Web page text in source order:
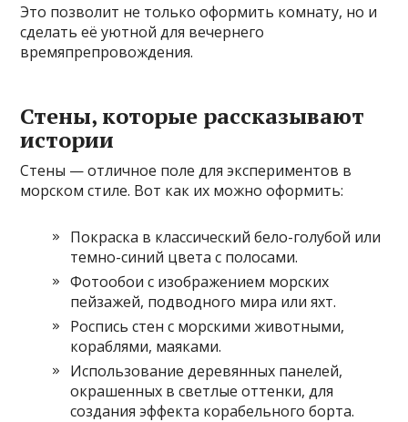
Это позволит не только оформить комнату, но и
сделать её уютной для вечернего
времяпрепровождения.
Стены, которые рассказывают
истории
Стены — отличное поле для экспериментов в
морском стиле. Вот как их можно оформить:
Покраска в классический бело-голубой или
темно-синий цвета с полосами.
Фотообои с изображением морских
пейзажей, подводного мира или яхт.
Роспись стен с морскими животными,
кораблями, маяками.
Использование деревянных панелей,
окрашенных в светлые оттенки, для
создания эффекта корабельного борта.